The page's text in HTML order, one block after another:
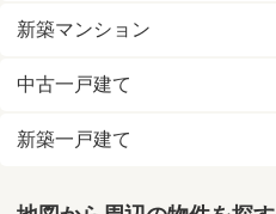
新築マンション
中古一戸建て
新築一戸建て